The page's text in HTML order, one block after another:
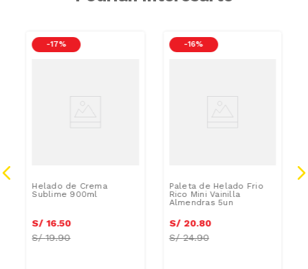
-17 %
Helado de Crema
Sublime 900ml
S/ 16.50
S/19.90
-16 %
Paleta de Helado Frio
Rico Mini Vainilla
Almendras 5un
S/ 20.80
S/24.90